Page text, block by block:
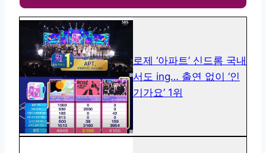
로제 ‘아파트’ 신드롬 국내
서도 ing… 출연 없이 ‘인
기가요’ 1위